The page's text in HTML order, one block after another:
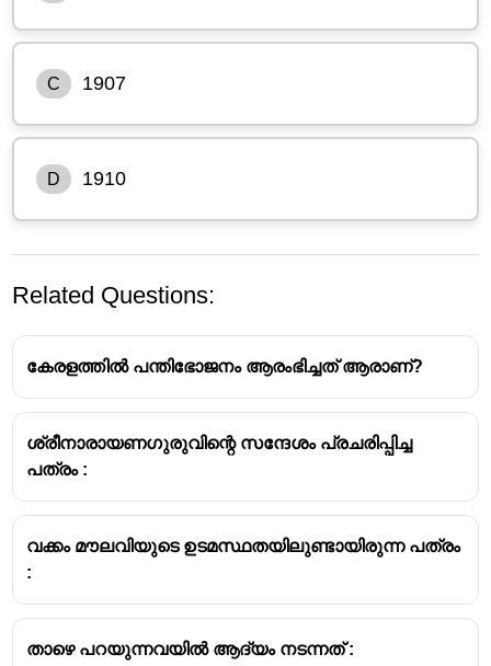
C 1907
D 1910
മിതവാദി
കുമാരൻ
ആരംഭിച്ചത്.
വിലയ്ക്ക് വാങ്ങി കോഴിക്കോട് നിന്ന്
Related Questions:
കേരളത്തിൽ പന്തിഭോജനം ആരംഭിച്ചത് ആരാണ്?
ശ്രീനാരായണഗുരുവിന്റെ സന്ദേശം പ്രചരിപ്പിച്ച
പത്രം :
വക്കം മൗലവിയുടെ ഉടമസ്ഥതയിലുണ്ടായിരുന്ന പത്രം
:
താഴെ പറയുന്നവയിൽ ആദ്യം നടന്നത്‌ :